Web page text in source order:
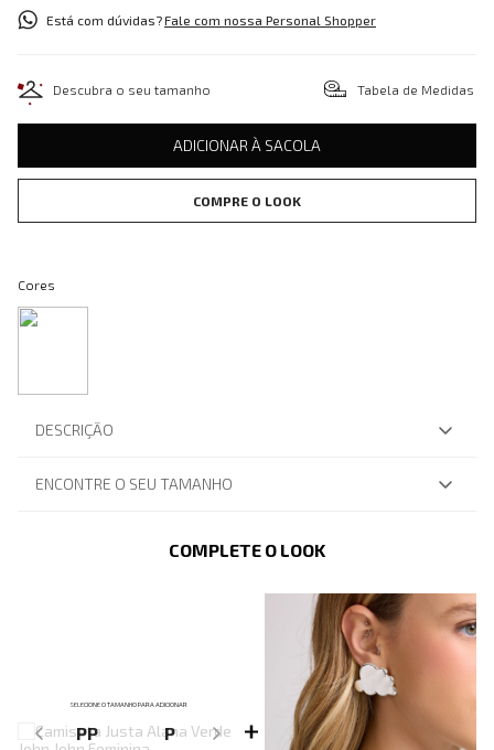
Está com dúvidas?Fale com nossa Personal Shopper
Descubra o seu tamanho Tabela de Medidas
ADICIONAR À SACOLA
COMPRE O LOOK
Cores
DESCRIÇÃO
ENCONTRE O SEU TAMANHO
COMPLETE O LOOK
SELECIONE O TAMANHO PARA ADICIONAR
PP P